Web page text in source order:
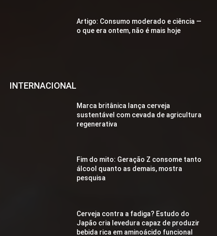
Artigo: Consumo moderado e ciência —
o que era ontem, não é mais hoje
INTERNACIONAL
Marca britânica lança cerveja
sustentável com cevada de agricultura
regenerativa
Fim do mito: Geração Z consome tanto
álcool quanto as demais, mostra
pesquisa
Cerveja contra a fadiga? Estudo do
Japão cria levedura capaz de produzir
bebida rica em aminoácido funcional